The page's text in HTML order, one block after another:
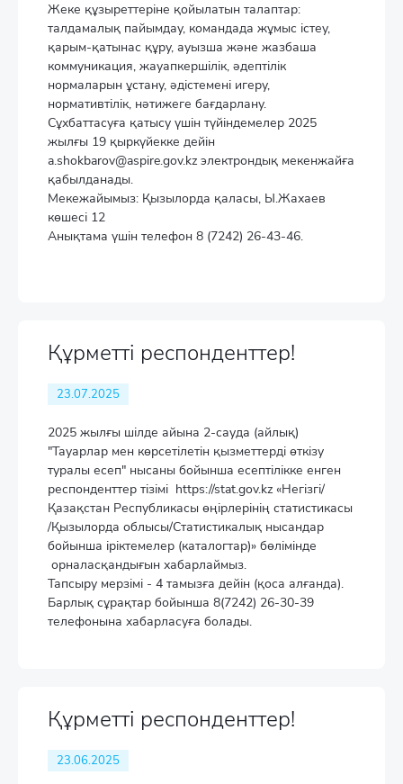
Жеке құзыреттеріне қойылатын талаптар:
талдамалық пайымдау, командада жұмыс істеу,
қарым-қатынас құру, ауызша және жазбаша
коммуникация, жауапкершілік, әдептілік
нормаларын ұстану, әдістемені игеру,
нормативтілік, нәтижеге бағдарлану.
Сұхбаттасуға қатысу үшін түйіндемелер 2025
жылғы 19 қыркүйекке дейін
a.shokbarov@aspire.gov.kz электрондық мекенжайға
қабылданады.
Мекежайымыз: Қызылорда қаласы, Ы.Жахаев
көшесі 12
Анықтама үшін телефон 8 (7242) 26-43-46.
Құрметті респонденттер!
23.07.2025
2025 жылғы шілде айына 2-сауда (айлық)
"Тауарлар мен көрсетілетін қызметтерді өткізу
туралы есеп" нысаны бойынша есептілікке енген
респонденттер тізімі https://stat.gov.kz «Негізгі/
Қазақстан Республикасы өңірлерінің статистикасы
/Қызылорда облысы/Статистикалық нысандар
бойынша іріктемелер (каталогтар)» бөлімінде
орналасқандығын хабарлаймыз.
Тапсыру мерзімі - 4 тамызға дейін (қоса алғанда).
Барлық сұрақтар бойынша 8(7242) 26-30-39
телефонына хабарласуға болады.
Құрметті респонденттер!
23.06.2025